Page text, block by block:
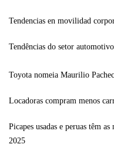
Tendencias en movilidad
Tendências do setor
Toyota nomeia Maurilio
Locadoras compram menos
Picapes usadas e peruas têm
2025